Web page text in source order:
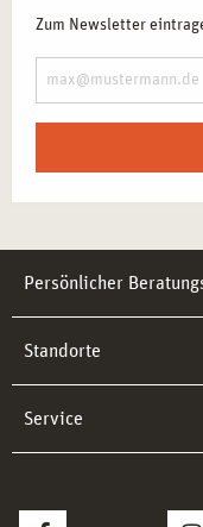
Zum Newsletter
Persönlicher
Standorte
Service